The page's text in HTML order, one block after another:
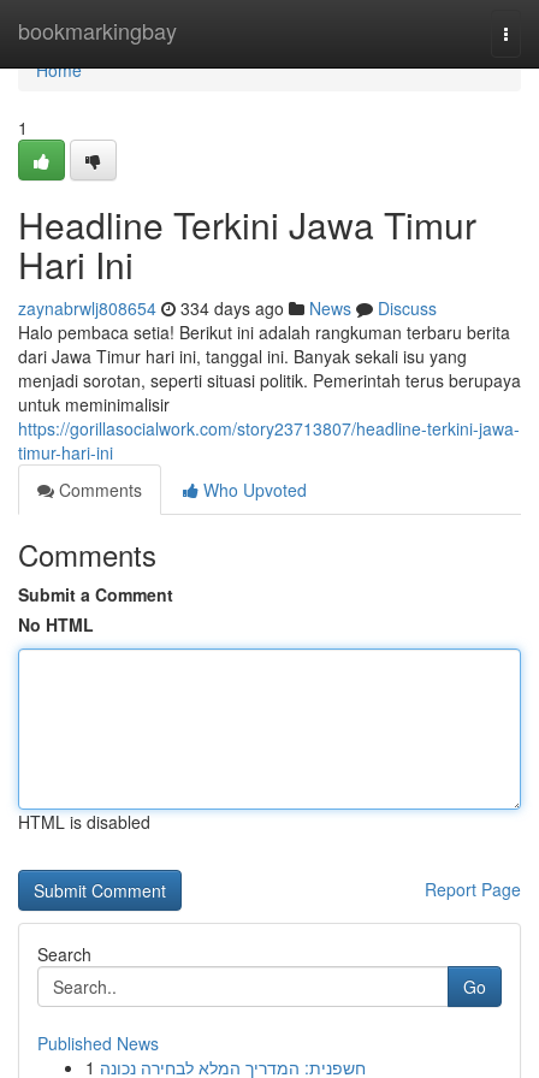
bookmarkingbay
Home
Home
1
Headline Terkini Jawa Timur
Hari Ini
zaynabrwlj808654 334 days ago News
Discuss
Halo pembaca setia! Berikut ini adalah rangkuman terbaru berita
dari Jawa Timur hari ini, tanggal ini. Banyak sekali isu yang
menjadi sorotan, seperti situasi politik. Pemerintah terus berupaya
untuk meminimalisir
https://gorillasocialwork.com/story23713807/headline-terkini-jawa-
timur-hari-ini
Comments
Who Upvoted
Comments
Submit a Comment
No HTML
HTML is disabled
Report Page
Search
Go
Published News
1 חשפנית: המדריך המלא לבחירה נכונה